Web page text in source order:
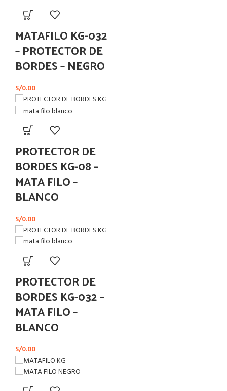
MATAFILO KG-032
– PROTECTOR DE
BORDES – NEGRO
S/0.00
PROTECTOR DE
BORDES KG-08 –
MATA FILO –
BLANCO
S/0.00
PROTECTOR DE
BORDES KG-032 –
MATA FILO –
BLANCO
S/0.00